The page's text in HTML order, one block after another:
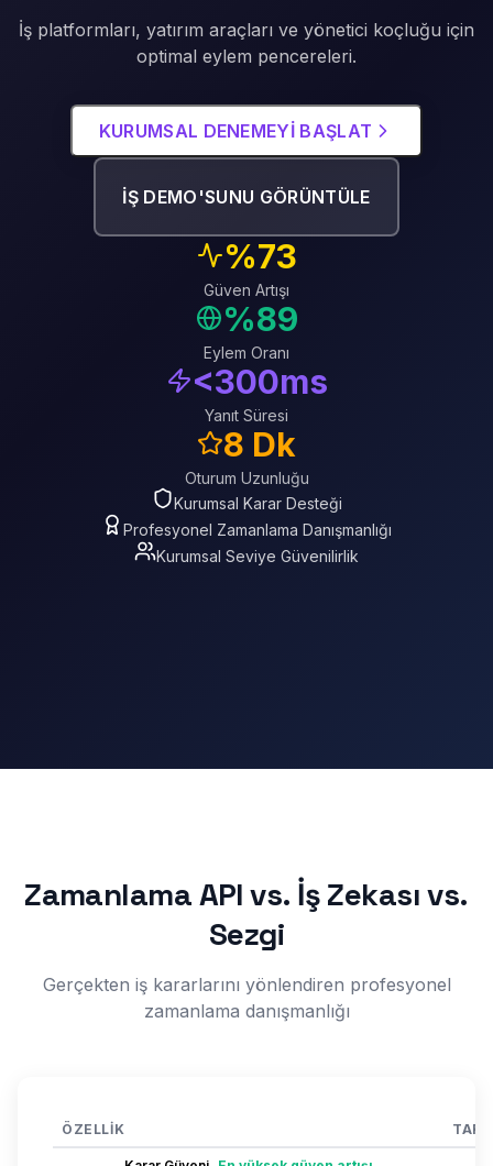
İş platformları, yatırım araçları ve yönetici koçluğu için
optimal eylem pencereleri.
KURUMSAL DENEMEYİ BAŞLAT
İŞ DEMO'SUNU GÖRÜNTÜLE
%73
Güven Artışı
%89
Eylem Oranı
<300ms
Yanıt Süresi
8 Dk
Oturum Uzunluğu
Kurumsal Karar Desteği
Profesyonel Zamanlama Danışmanlığı
Kurumsal Seviye Güvenilirlik
Zamanlama API vs. İş Zekası vs.
Sezgi
Gerçekten iş kararlarını yönlendiren profesyonel
zamanlama danışmanlığı
ÖZELLIK